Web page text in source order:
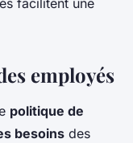
facilitent une
employés
politique de
besoins des